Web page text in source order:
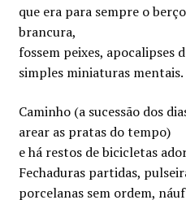
que era para sempre o
brancura,
fossem peixes, apocalipses
simples miniaturas mentais.
Caminho (a sucessão dos
arear as pratas do tempo)
e há restos de bicicletas
Fechaduras partidas,
porcelanas sem ordem,